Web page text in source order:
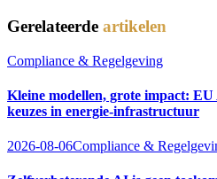
Gerelateerde artikelen
Compliance & Regelgeving
Kleine modellen, grote impact:
keuzes in energie-infrastructuur
2026-08-06Compliance &